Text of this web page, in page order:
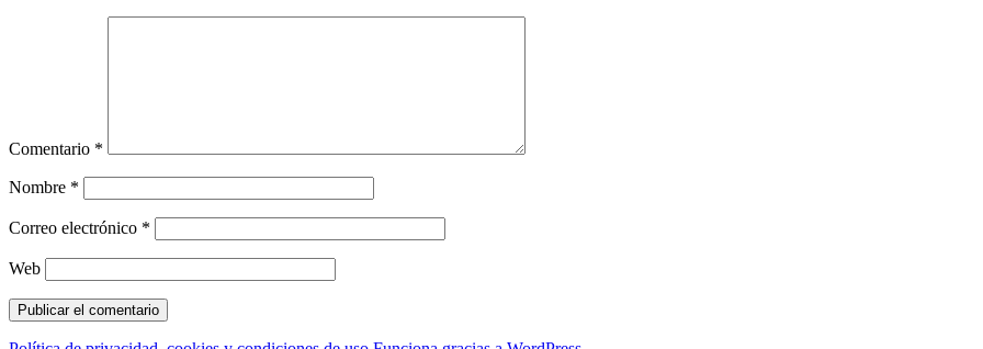
Comentario *
Nombre *
Correo electrónico *
Web